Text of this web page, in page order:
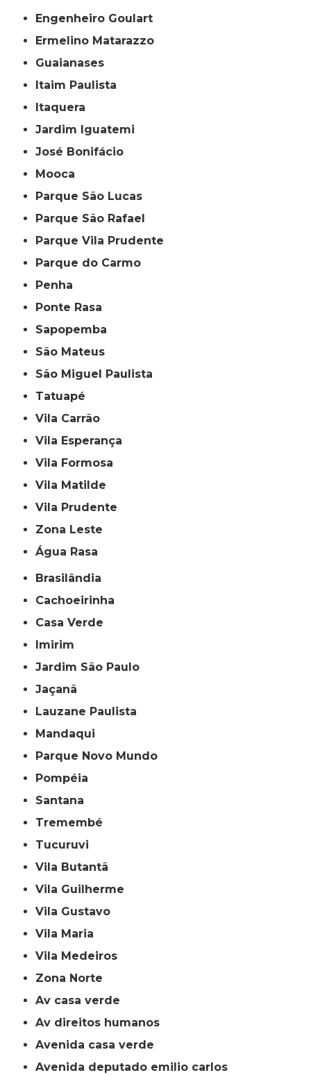
Engenheiro Goulart
Ermelino Matarazzo
Guaianases
Itaim Paulista
Itaquera
Jardim Iguatemi
José Bonifácio
Mooca
Parque São Lucas
Parque São Rafael
Parque Vila Prudente
Parque do Carmo
Penha
Ponte Rasa
Sapopemba
São Mateus
São Miguel Paulista
Tatuapé
Vila Carrão
Vila Esperança
Vila Formosa
Vila Matilde
Vila Prudente
Zona Leste
Água Rasa
Brasilândia
Cachoeirinha
Casa Verde
Imirim
Jardim São Paulo
Jaçanã
Lauzane Paulista
Mandaqui
Parque Novo Mundo
Pompéia
Santana
Tremembé
Tucuruvi
Vila Butantã
Vila Guilherme
Vila Gustavo
Vila Maria
Vila Medeiros
Zona Norte
av casa verde
av direitos humanos
avenida casa verde
avenida deputado emilio carlos